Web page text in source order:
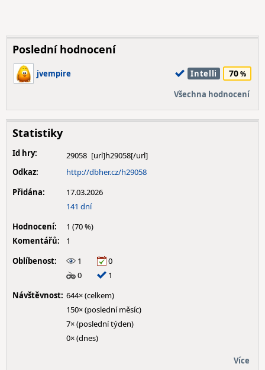
Poslední hodnocení
jvempire Intelli 70
Všechna hodnocení
Statistiky
Id hry:
29058
Odkaz:
http://dbher.cz/h29058
Přidána:
17.03.2026
141 dní
Hodnocení:
1 (70 %)
Komentářů:
1
Oblíbenost:
1
0
0
1
Návštěvnost: 644× (celkem)
150× (poslední měsíc)
7× (poslední týden)
0× (dnes)
Více